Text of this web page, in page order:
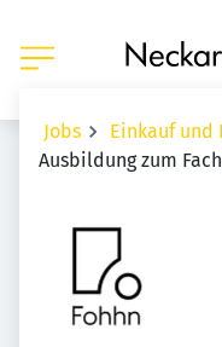
Jobs
Einkauf und
Ausbildung zum